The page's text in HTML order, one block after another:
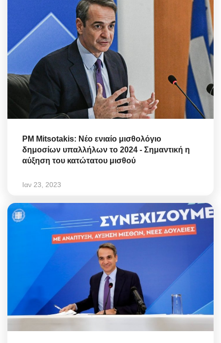
PM Mitsotakis: Νέο ενιαίο μισθολόγιο
δημοσίων υπαλλήλων το 2024 - Σημαντική η
αύξηση του κατώτατου μισθού
Ιαν 23, 2023